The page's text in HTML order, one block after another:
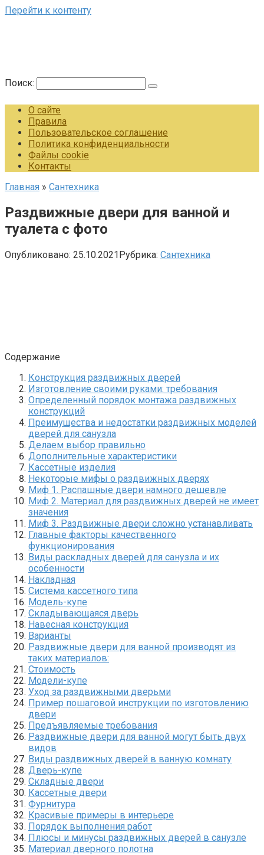
Перейти к контенту
Поиск:
О сайте
Правила
Пользовательское соглашение
Политика конфиденциальности
Файлы cookie
Контакты
Главная » Сантехника
Раздвижные двери для ванной и
туалета с фото
Опубликовано: 25.10.2021Рубрика: Сантехника
Содержание
Конструкция раздвижных дверей
Изготовление своими руками: требования
Определенный порядок монтажа раздвижных
конструкций
Преимущества и недостатки раздвижных моделей
дверей для санузла
Делаем выбор правильно
Дополнительные характеристики
Кассетные изделия
Некоторые мифы о раздвижных дверях
Миф 1. Распашные двери намного дешевле
Миф 2. Материал для раздвижных дверей не имеет
значения
Миф 3. Раздвижные двери сложно устанавливать
Главные факторы качественного
функционирования
Виды раскладных дверей для санузла и их
особенности
Накладная
Система кассетного типа
Модель-купе
Складывающаяся дверь
Навесная конструкция
Варианты
Раздвижные двери для ванной производят из
таких материалов:
Стоимость
Модели-купе
Уход за раздвижными дверьми
Пример пошаговой инструкции по изготовлению
двери
Предъявляемые требования
Раздвижные двери для ванной могут быть двух
видов
Виды раздвижных дверей в ванную комнату
Дверь-купе
Складные двери
Кассетные двери
Фурнитура
Красивые примеры в интерьере
Порядок выполнения работ
Плюсы и минусы раздвижных дверей в санузле
Материал дверного полотна